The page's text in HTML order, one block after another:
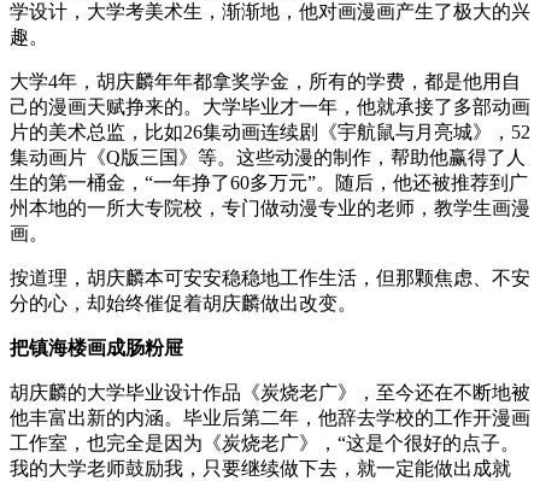
学设计，大学考美术生，渐渐地，他对画漫画产生了极大的兴
趣。
大学4年，胡庆麟年年都拿奖学金，所有的学费，都是他用自
己的漫画天赋挣来的。大学毕业才一年，他就承接了多部动画
片的美术总监，比如26集动画连续剧《宇航鼠与月亮城》，52
集动画片《Q版三国》等。这些动漫的制作，帮助他赢得了人
生的第一桶金，“一年挣了60多万元”。随后，他还被推荐到广
州本地的一所大专院校，专门做动漫专业的老师，教学生画漫
画。
按道理，胡庆麟本可安安稳稳地工作生活，但那颗焦虑、不安
分的心，却始终催促着胡庆麟做出改变。
把镇海楼画成肠粉屉
胡庆麟的大学毕业设计作品《炭烧老广》，至今还在不断地被
他丰富出新的内涵。毕业后第二年，他辞去学校的工作开漫画
工作室，也完全是因为《炭烧老广》，“这是个很好的点子。
我的大学老师鼓励我，只要继续做下去，就一定能做出成就